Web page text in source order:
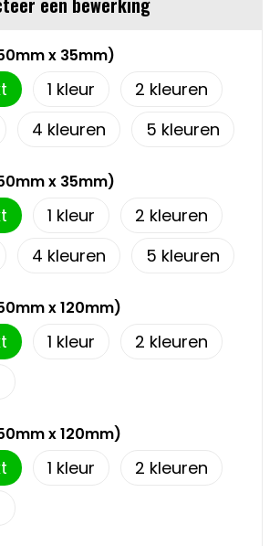
tassen
en manden
x 35mm)
1
2
4 5
x 35mm)
1
2
4 5
x 120mm)
1
2
x 120mm)
1
2